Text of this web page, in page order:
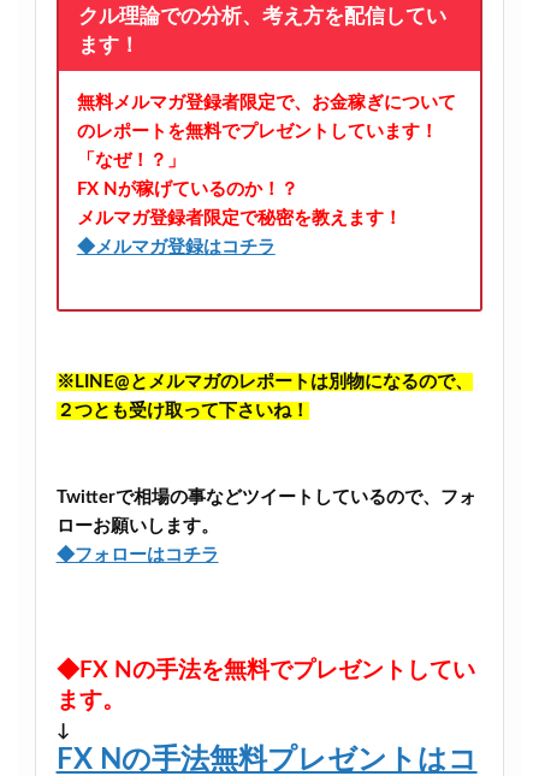
クル理論での分析、考え方を配信してい
ます！
無料メルマガ登録者限定で、お金稼ぎについて
のレポートを無料でプレゼントしています！
「なぜ！？」
FX Nが稼げているのか！？
メルマガ登録者限定で秘密を教えます！
◆メルマガ登録はコチラ
※LINE@とメルマガのレポートは別物になるので、
２つとも受け取って下さいね！
Twitterで相場の事などツイートしているので、フォ
ローお願いします。
◆フォローはコチラ
◆FX Nの手法を無料でプレゼントしてい
ます。
↓
FX Nの手法無料プレゼントはコ